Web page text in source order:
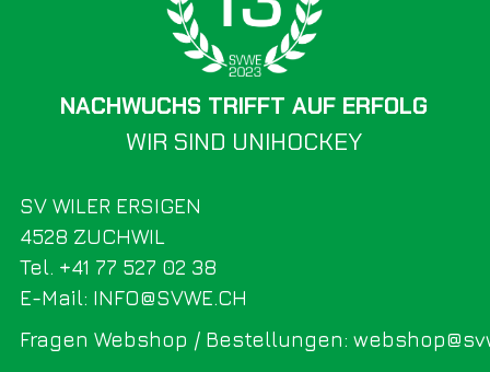
SV WILER ERSIGEN
Fragen Webshop / Bestellungen:
4528 ZUCHWIL
Tel. +41 77 527 02 38
E-Mail: INFO@SVWE.CH
WIR SIND UNIHOCKEY
NACHWUCHS TRIFFT AUF ERFOLG